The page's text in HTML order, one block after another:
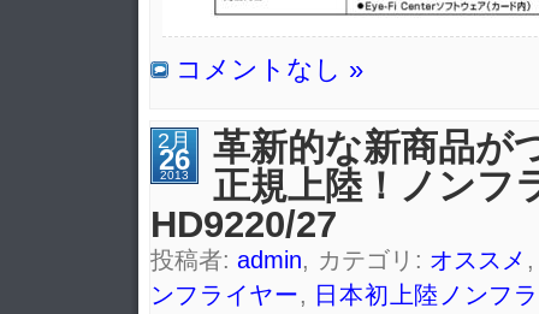
コメントなし »
2月
26
2013
革新的な新商品が
正規上陸！ノンフ
HD9220/27
投稿者:admin, カテゴリ: オススメ
ンフライヤー, 日本初上陸ノンフ